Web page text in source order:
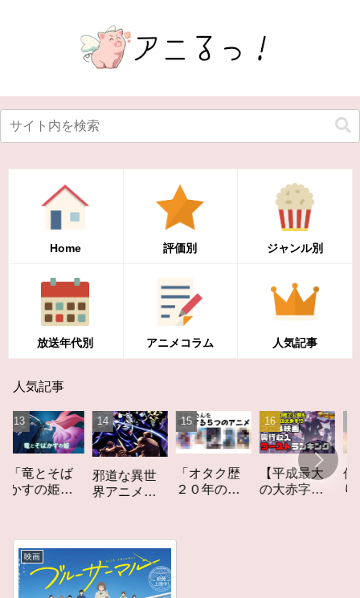
Home 評価別 ジャンル別
放送年代別 アニメコラム 人気記事
人気記事
そば
姫」
邪道な異世
界アニメ
ビュー
「オタク歴
２０年の私
メ」アニメ
構成する5つ
のアニメ
【平成最大
の大赤字】
作家性
りかす
映画